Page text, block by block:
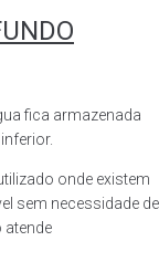
fica armazenada
onde existem
sem necessidade de
atende